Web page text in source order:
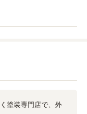
塗装専門店で、外